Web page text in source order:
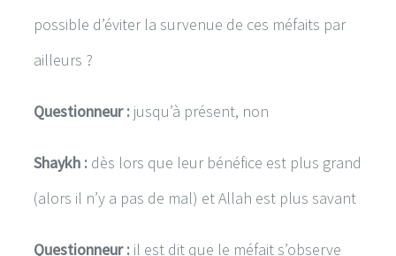
possible d’éviter la survenue de ces méfaits par
ailleurs ?
Questionneur : jusqu’à présent, non
Shaykh : dès lors que leur bénéfice est plus grand
(alors il n’y a pas de mal) et Allah est plus savant
Questionneur : il est dit que le méfait s’observe